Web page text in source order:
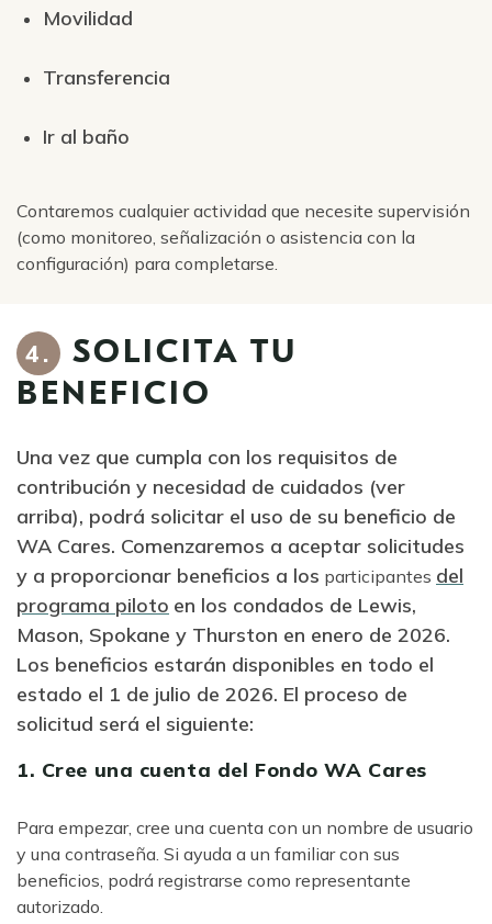
Movilidad
Transferencia
Ir al baño
Contaremos cualquier actividad que necesite supervisión
(como monitoreo, señalización o asistencia con la
configuración) para completarse.
4.
SOLICITA TU
BENEFICIO
Una vez que cumpla con los requisitos de
contribución y necesidad de cuidados (ver
arriba), podrá solicitar el uso de su beneficio de
WA Cares. Comenzaremos a aceptar solicitudes
y a proporcionar beneficios a los participantes del
programa piloto en los condados de Lewis,
Mason, Spokane y Thurston en enero de 2026.
Los beneficios estarán disponibles en todo el
estado el 1 de julio de 2026. El proceso de
solicitud será el siguiente:
1. Cree una cuenta del Fondo WA Cares
Para empezar, cree una cuenta con un nombre de usuario
y una contraseña. Si ayuda a un familiar con sus
beneficios, podrá registrarse como representante
autorizado.